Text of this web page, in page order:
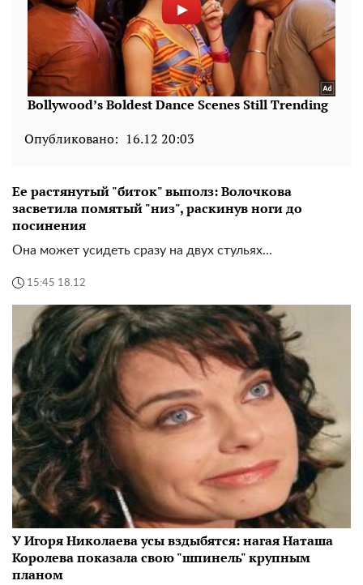
Опубликовано: 16.12 20:03
Ее растянутый "биток" выполз: Волочкова
засветила помятый "низ", раскинув ноги до
посинения
Она может усидеть сразу на двух стульях...
15:45 18.12
У Игоря Николаева усы вздыбятся: нагая Наташа
Королева показала свою "шпинель" крупным
планом